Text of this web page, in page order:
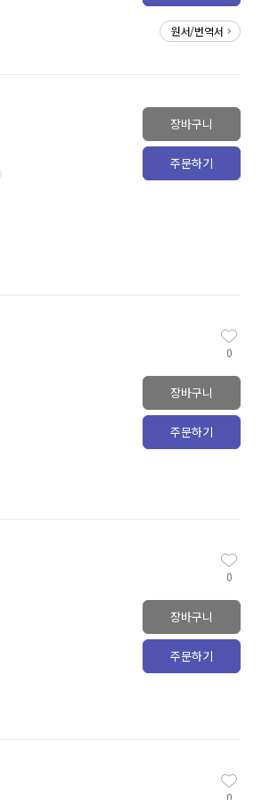
원서/번역서
장바구니
주문하기
0
장바구니
주문하기
0
장바구니
주문하기